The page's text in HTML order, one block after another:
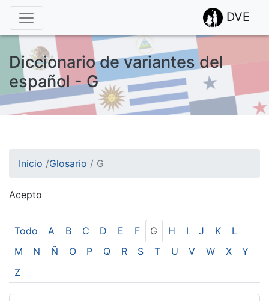
DVE
Diccionario de variantes del
español - G
Inicio /Glosario / G
Acepto
Esto nos ayuda a recolectar estadísticas de las visitas.
Todo A B C D E F G H I J K
L
M
N Ñ O P Q R S T U V W X
Y
Z